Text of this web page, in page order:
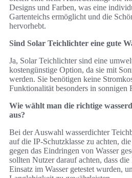
Designs und Farben, was eine
Gartenteichs ermöglicht und die
hervorhebt.
Sind Solar Teichlichter eine gute
Ja, Solar Teichlichter sind eine
kostengünstige Option, da sie mit
werden. Sie benötigen keine
Funktionalität besonders in sonnigen
Wie wählt man die richtige
aus?
Bei der Auswahl wasserdichter
auf die IP-Schutzklasse zu achten,
gegen das Eindringen von Wasser
sollten Nutzer darauf achten, dass
Einsatz im Wasser getestet wurden,